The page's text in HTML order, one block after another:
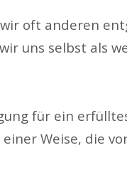
oft anderen
uns selbst als
für ein
Weise, die